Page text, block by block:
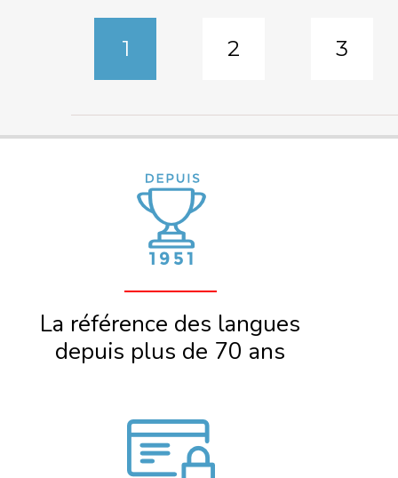
Pages
1 2 3
La référence des langues
depuis plus de 70 ans